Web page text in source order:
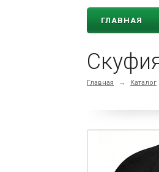
ГЛАВНАЯ
Главная → Каталог